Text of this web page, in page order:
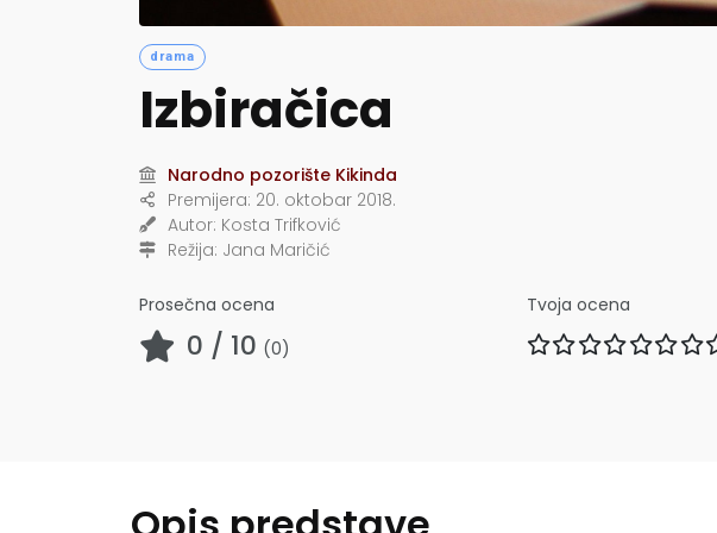
drama
Izbiračica
Narodno pozorište Kikinda
Premijera: 20. oktobar 2018.
Autor: Kosta Trifković
Režija: Jana Maričić
Prosečna ocena
0 / 10 (0)
Tvoja ocena